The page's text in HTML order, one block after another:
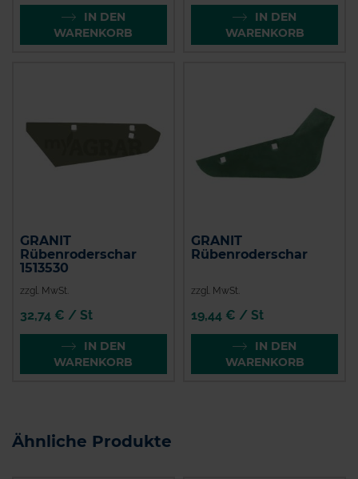
IN DEN
WARENKORB
IN DEN
WARENKORB
GRANIT
Rübenroderschar
1513530
zzgl. MwSt.
32,74 € / St
IN DEN
WARENKORB
GRANIT
Rübenroderschar
zzgl. MwSt.
19,44 € / St
IN DEN
WARENKORB
Ähnliche Produkte